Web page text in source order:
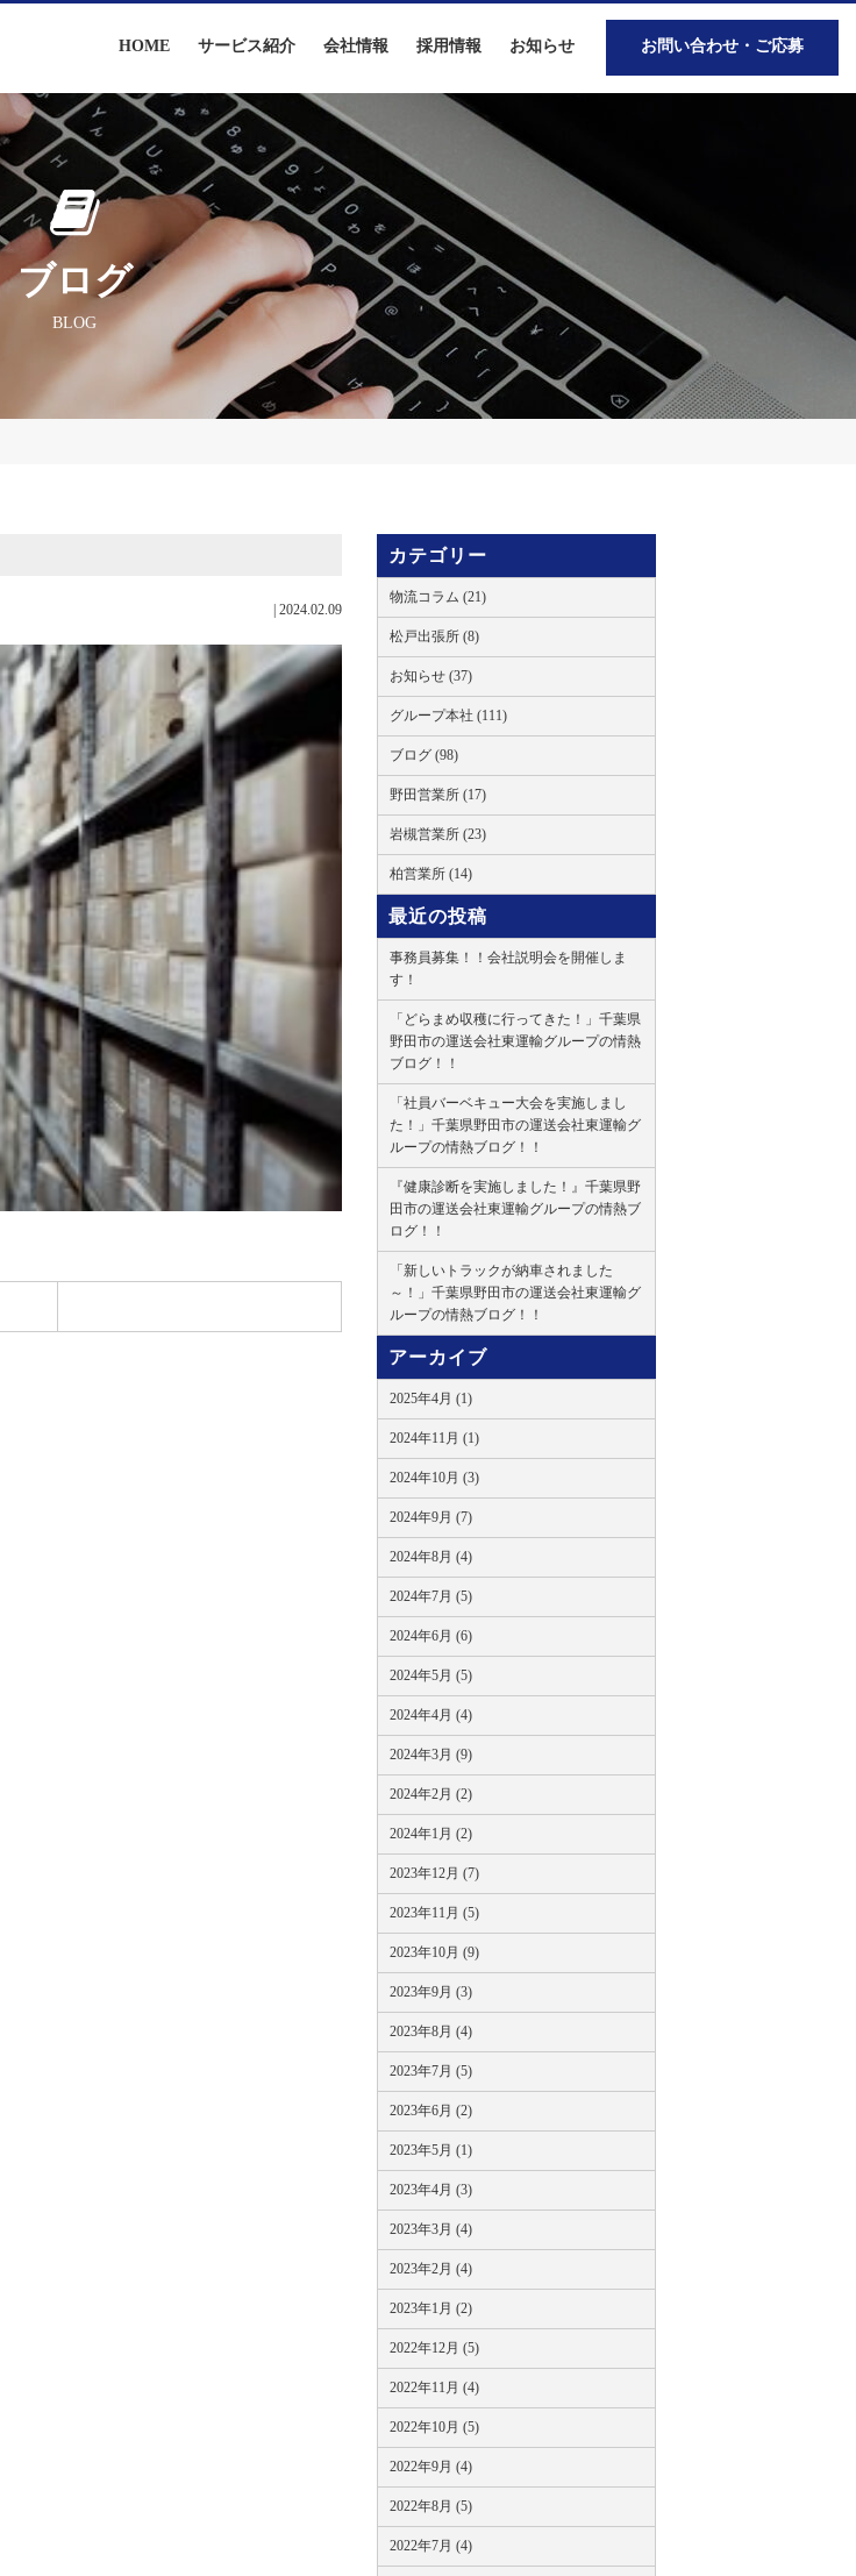
HOME サービス紹介 会社情報 採用情報 お知らせ お問い合わせ・ご応募
ブログ
BLOG
2024.02.09
カテゴリー
物流コラム (21)
松戸出張所 (8)
お知らせ (37)
グループ本社 (111)
ブログ (98)
野田営業所 (17)
岩槻営業所 (23)
柏営業所 (14)
最近の投稿
事務員募集！！会社説明会を開催しま
す！
「どらまめ収穫に行ってきた！」千葉県
野田市の運送会社東運輸グループの情熱
ブログ！！
「社員バーベキュー大会を実施しまし
た！」千葉県野田市の運送会社東運輸グ
ループの情熱ブログ！！
『健康診断を実施しました！』千葉県野
田市の運送会社東運輸グループの情熱ブ
ログ！！
「新しいトラックが納車されました
～！」千葉県野田市の運送会社東運輸グ
ループの情熱ブログ！！
アーカイブ
2025年4月 (1)
2024年11月 (1)
2024年10月 (3)
2024年9月 (7)
2024年8月 (4)
2024年7月 (5)
2024年6月 (6)
2024年5月 (5)
2024年4月 (4)
2024年3月 (9)
2024年2月 (2)
2024年1月 (2)
2023年12月 (7)
2023年11月 (5)
2023年10月 (9)
2023年9月 (3)
2023年8月 (4)
2023年7月 (5)
2023年6月 (2)
2023年5月 (1)
2023年4月 (3)
2023年3月 (4)
2023年2月 (4)
2023年1月 (2)
2022年12月 (5)
2022年11月 (4)
2022年10月 (5)
2022年9月 (4)
2022年8月 (5)
2022年7月 (4)